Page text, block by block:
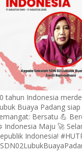
tahun Indonesia
Buaya Padang
Bersatu 💪
Indonesia Maju 🚀
Indonesia!